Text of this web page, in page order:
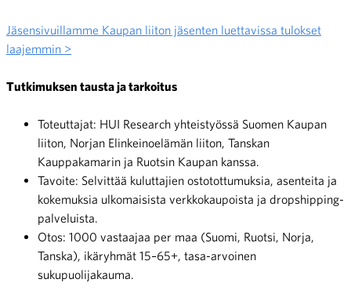
Jäsensivuillamme Kaupan liiton jäsenten luettavissa tulokset
laajemmin >
Tutkimuksen tausta ja tarkoitus
Toteuttajat: HUI Research yhteistyössä Suomen Kaupan
liiton, Norjan Elinkeinoelämän liiton, Tanskan
Kauppakamarin ja Ruotsin Kaupan kanssa.
Tavoite: Selvittää kuluttajien ostotottumuksia, asenteita ja
kokemuksia ulkomaisista verkkokaupoista ja dropshipping-
palveluista.
Otos: 1000 vastaajaa per maa (Suomi, Ruotsi, Norja,
Tanska), ikäryhmät 15–65+, tasa-arvoinen
sukupuolijakauma.